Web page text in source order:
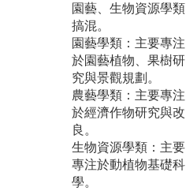
園藝、生物資源學類
搞混。
園藝學類：主要專注
於園藝植物、果樹研
究與景觀規劃。
農藝學類：主要專注
於經濟作物研究與改
良。
生物資源學類：主要
專注於動植物基礎科
學。